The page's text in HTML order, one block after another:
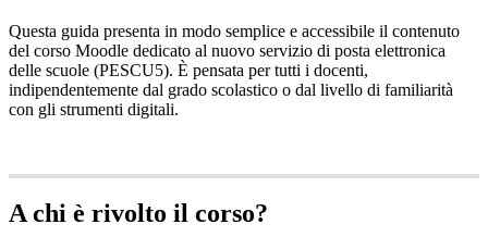
Questa guida presenta in modo semplice e accessibile il contenuto
del corso Moodle dedicato al nuovo servizio di posta elettronica
delle scuole (PESCU5). È pensata per tutti i docenti,
indipendentemente dal grado scolastico o dal livello di familiarità
con gli strumenti digitali.
A chi è rivolto il corso?